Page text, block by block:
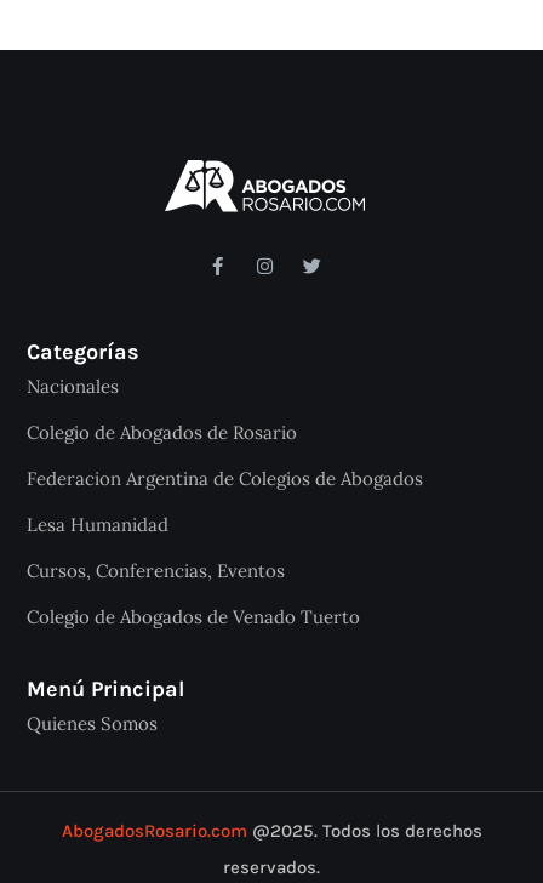
Categorías
Nacionales
Colegio de Abogados de Rosario
Federacion Argentina de Colegios de Abogados
Lesa Humanidad
Cursos, Conferencias, Eventos
Colegio de Abogados de Venado Tuerto
Menú Principal
Quienes Somos
AbogadosRosario.com @2025. Todos los derechos
reservados.